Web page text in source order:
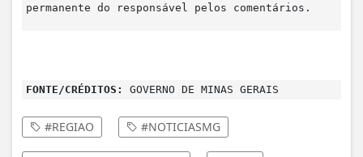
permanente do responsável pelos comentários.
FONTE/CRÉDITOS: GOVERNO DE MINAS GERAIS
#REGIAO #NOTICIASMG